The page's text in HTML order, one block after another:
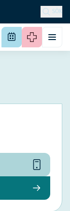
SÖK